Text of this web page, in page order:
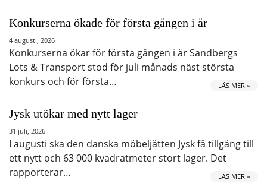
Konkurserna ökade för första gången i år
4 augusti, 2026
Konkurserna ökar för första gången i år Sandbergs
Lots & Transport stod för juli månads näst största
konkurs och för första…
LÄS MER »
Jysk utökar med nytt lager
31 juli, 2026
I augusti ska den danska möbeljätten Jysk få tillgång till
ett nytt och 63 000 kvadratmeter stort lager. Det
rapporterar…
LÄS MER »